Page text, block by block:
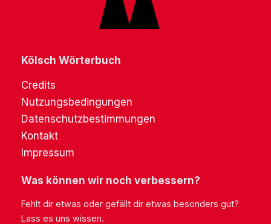
Kölsch Wörterbuch
Credits
Nutzungsbedingungen
Datenschutzbestimmungen
Kontakt
Impressum
Was können wir noch verbessern?
Fehlt dir etwas oder gefällt dir etwas besonders gut?
Lass es uns wissen.